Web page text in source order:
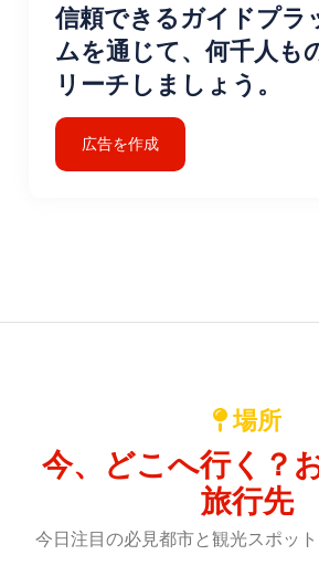
信頼できるガイドプラ
ムを通じて、何千人も
リーチしましょう。
広告を作成
場所
今、どこへ行く？
旅行先
今日注目の必見都市と観光スポット